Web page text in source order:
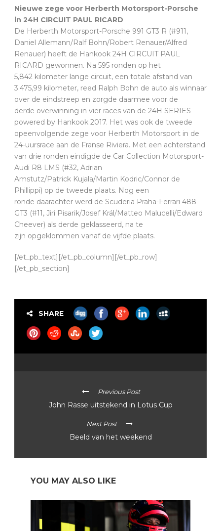
Nieuwe zege voor Herberth Motorsport-Porsche
in 24H CIRCUIT PAUL RICARD
De Herberth Motorsport-Porsche 991 GT3 R (#911,
Daniel Allemann/Ralf Bohn/Robert Renauer/Alfred
Renauer) heeft de Hankook 24H CIRCUIT PAUL
RICARD gewonnen. Na 595 ronden op het
5,842 kilometer lange circuit, een totale afstand van
3.475,99 kilometer, reed Ralph Bohn de auto als winnaar
over de eindstreep en zorgde daarmee voor de
derde overwinning in vier races van de 24H SERIES
powered by Hankook 2017. Het was ook de tweede
opeenvolgende zege voor Herberth Motorsport in de
24-uursrace aan de Franse Riviera. Met een achterstand
van drie ronden eindigde de Car Collection Motorsport-
Audi R8 LMS (#32, Adrian
Amstutz/Patrick Kujala/Martin Kodric/Connor de
Phillippi) op de tweede plaats. Nog een
ronde daarachter werd de Scuderia Praha-Ferrari 488
GT3 (#11, Jiri Pisarik/Josef Král/Matteo Malucelli/Edward
Cheever) als derde geklasseerd, na te
zijn opgeklommen vanaf de vijfde plaats.
[/et_pb_text][/et_pb_column][/et_pb_row]
[/et_pb_section]
SHARE
Previous Post
John Rasse uitstekend in Lotus Cup
Next Post
Beeld van het weekend
YOU MAY ALSO LIKE